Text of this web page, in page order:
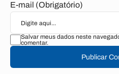
E-mail (Obrigatório)
Salvar meus dados neste
comentar.
Publicar